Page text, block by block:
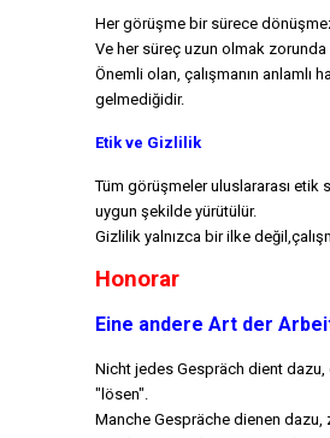
Her görüşme bir sürece
Ve her süreç uzun olmak zorunda
Önemli olan, çalışmanın anlamlı
gelmediğidir.
Etik ve Gizlilik
Tüm görüşmeler uluslararası etik
uygun şekilde yürütülür.
Gizlilik yalnızca bir ilke değil,
Honorar
Eine andere Art der
Nicht jedes Gespräch dient dazu,
"lösen".
Manche Gespräche dienen dazu,